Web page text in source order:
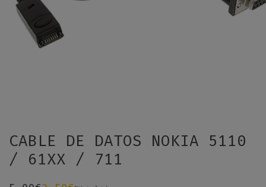
CABLE DE DATOS NOKIA 5110
/ 61XX / 711